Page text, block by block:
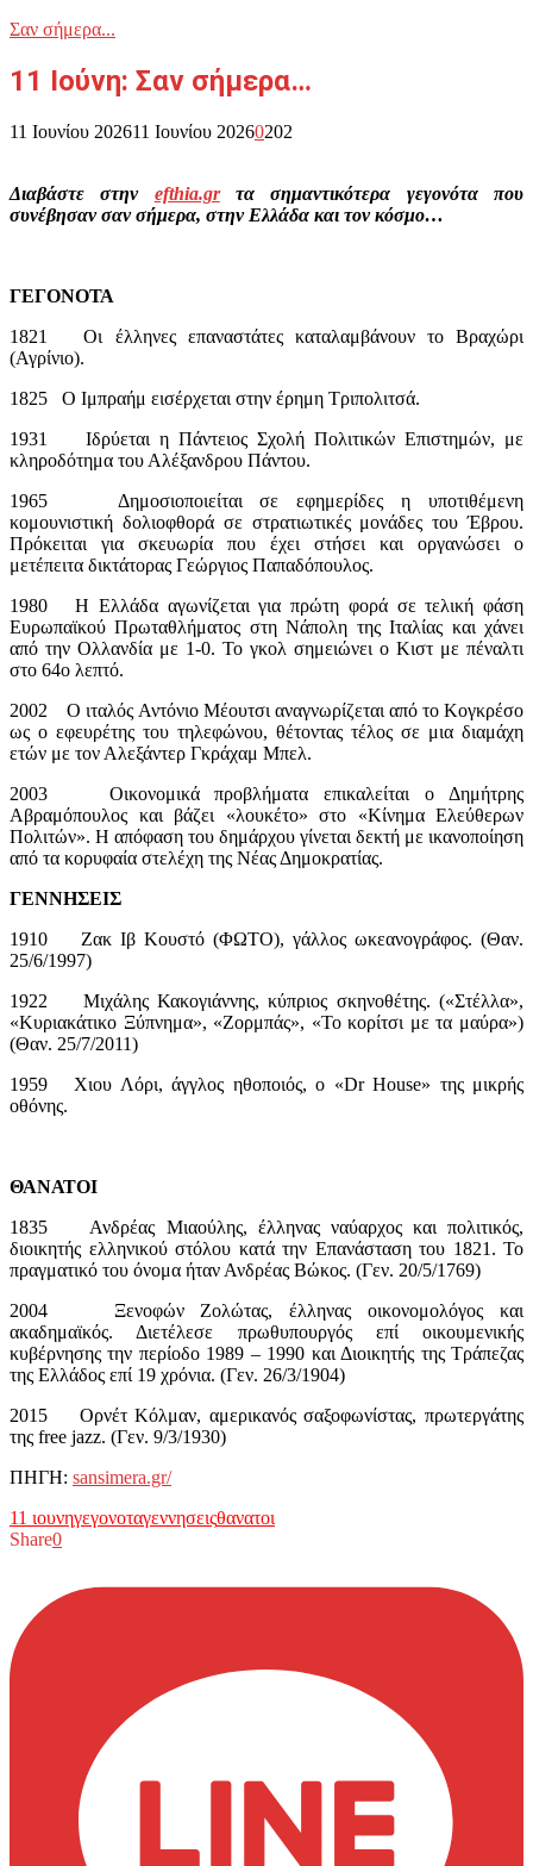
Σαν σήμερα...
11 Ιούνη: Σαν σήμερα…
11 Ιουνίου 202611 Ιουνίου 20260202
Διαβάστε στην efthia.grτα σημαντικότερα γεγονότα που
συνέβησαν σαν σήμερα, στην Ελλάδα και τον κόσμο…
ΓΕΓΟΝΟΤΑ
1821 Οι έλληνες επαναστάτες καταλαμβάνουν το Βραχώρι
(Αγρίνιο).
1825 Ο Ιμπραήμ εισέρχεται στην έρημη Τριπολιτσά.
1931 Ιδρύεται η Πάντειος Σχολή Πολιτικών Επιστημών, με
κληροδότημα του Αλέξανδρου Πάντου.
1965 Δημοσιοποιείται σε εφημερίδες η υποτιθέμενη
κομουνιστική δολιοφθορά σε στρατιωτικές μονάδες του Έβρου.
Πρόκειται για σκευωρία που έχει στήσει και οργανώσει ο
μετέπειτα δικτάτορας Γεώργιος Παπαδόπουλος.
1980 Η Ελλάδα αγωνίζεται για πρώτη φορά σε τελική φάση
Ευρωπαϊκού Πρωταθλήματος στη Νάπολη της Ιταλίας και χάνει
από την Ολλανδία με 1-0. Το γκολ σημειώνει ο Κιστ με πέναλτι
στο 64ο λεπτό.
2002 Ο ιταλός Αντόνιο Μέουτσι αναγνωρίζεται από το Κογκρέσο
ως ο εφευρέτης του τηλεφώνου, θέτοντας τέλος σε μια διαμάχη
ετών με τον Αλεξάντερ Γκράχαμ Μπελ.
2003 Οικονομικά προβλήματα επικαλείται ο Δημήτρης
Αβραμόπουλος και βάζει «λουκέτο» στο «Κίνημα Ελεύθερων
Πολιτών». Η απόφαση του δημάρχου γίνεται δεκτή με ικανοποίηση
από τα κορυφαία στελέχη της Νέας Δημοκρατίας.
ΓΕΝΝΗΣΕΙΣ
1910 Ζακ Ιβ Κουστό (ΦΩΤΟ), γάλλος ωκεανογράφος. (Θαν.
25/6/1997)
1922 Μιχάλης Κακογιάννης, κύπριος σκηνοθέτης. («Στέλλα»,
«Κυριακάτικο Ξύπνημα», «Ζορμπάς», «Το κορίτσι με τα μαύρα»)
(Θαν. 25/7/2011)
1959 Χιου Λόρι, άγγλος ηθοποιός, ο «Dr House» της μικρής
οθόνης.
ΘΑΝΑΤΟΙ
1835 Ανδρέας Μιαούλης, έλληνας ναύαρχος και πολιτικός,
διοικητής ελληνικού στόλου κατά την Επανάσταση του 1821. Το
πραγματικό του όνομα ήταν Ανδρέας Βώκος. (Γεν. 20/5/1769)
2004 Ξενοφών Ζολώτας, έλληνας οικονομολόγος και
ακαδημαϊκός. Διετέλεσε πρωθυπουργός επί οικουμενικής
κυβέρνησης την περίοδο 1989 – 1990 και Διοικητής της Τράπεζας
της Ελλάδος επί 19 χρόνια. (Γεν. 26/3/1904)
2015 Ορνέτ Κόλμαν, αμερικανός σαξοφωνίστας, πρωτεργάτης
της free jazz. (Γεν. 9/3/1930)
ΠΗΓΗ: sansimera.gr/
11 ιουνηγεγονοταγεννησειςθανατοι
Share0